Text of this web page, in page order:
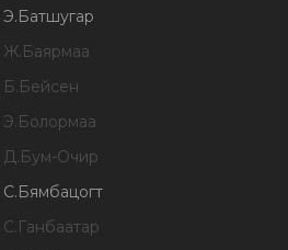
Э.Батшугар
Ж.Баярмаа
Б.Бейсен
Э.Болормаа
Д.Бум-Очир
С.Бямбацогт
С.Ганбаатар